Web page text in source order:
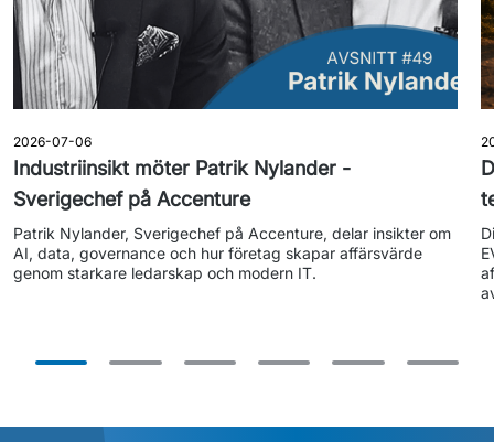
2026-07-06
Industriinsikt möter Patrik Nylander -
Sverigechef på Accenture
Patrik Nylander, Sverigechef på Accenture, delar insikter om
AI, data, governance och hur företag skapar affärsvärde